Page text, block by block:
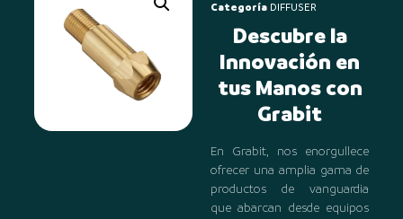
Categoría DIFFUSER
Descubre la
Innovación en
tus Manos con
Grabit
En Grabit, nos enorgullece
ofrecer una amplia gama de
productos de vanguardia
que abarcan desde equipos